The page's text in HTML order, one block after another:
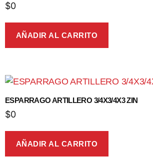
$0
AÑADIR AL CARRITO
ESPARRAGO ARTILLERO 3/4X3/4X3 ZIN
$0
AÑADIR AL CARRITO